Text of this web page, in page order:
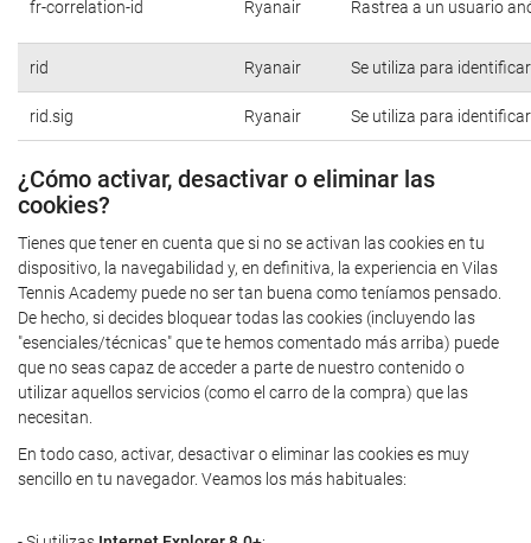
fr-correlation-id Ryanair Rastrea a un usuario
rid Ryanair Se utiliza para
rid.sig Ryanair Se utiliza para
¿Cómo activar, desactivar o eliminar las
cookies?
Tienes que tener en cuenta que si no se activan las cookies en tu
dispositivo, la navegabilidad y, en definitiva, la experiencia en Vilas
Tennis Academy puede no ser tan buena como teníamos pensado.
De hecho, si decides bloquear todas las cookies (incluyendo las
"esenciales/técnicas" que te hemos comentado más arriba) puede
que no seas capaz de acceder a parte de nuestro contenido o
utilizar aquellos servicios (como el carro de la compra) que las
necesitan.
En todo caso, activar, desactivar o eliminar las cookies es muy
sencillo en tu navegador. Veamos los más habituales: